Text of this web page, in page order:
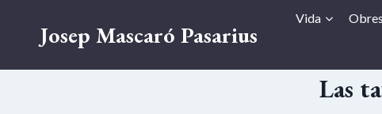
Josep Mascaró Pasarius
Vida
Las